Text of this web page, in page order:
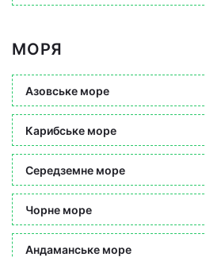
МОРЯ
Азовське море
Карибське море
Середземне море
Чорне море
Андаманське море